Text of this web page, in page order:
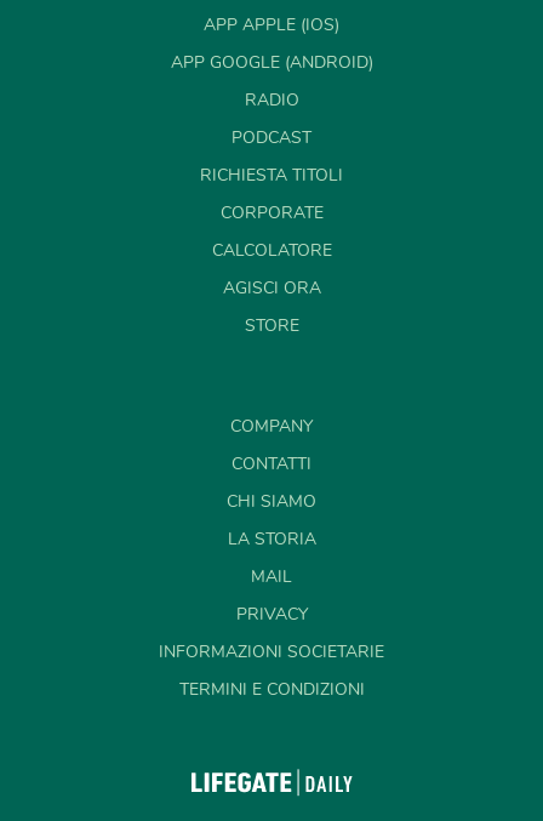
APP APPLE (IOS)
APP GOOGLE (ANDROID)
RADIO
PODCAST
RICHIESTA TITOLI
CORPORATE
CALCOLATORE
AGISCI ORA
STORE
COMPANY
CONTATTI
CHI SIAMO
LA STORIA
MAIL
PRIVACY
INFORMAZIONI SOCIETARIE
TERMINI E CONDIZIONI